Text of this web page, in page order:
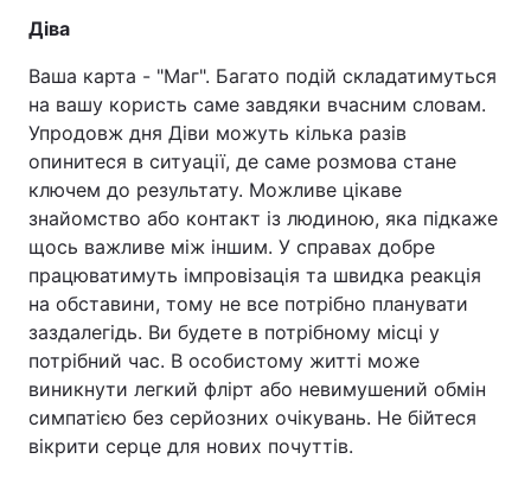
Діва
Ваша карта - "Маг". Багато подій складатимуться
на вашу користь саме завдяки вчасним словам.
Упродовж дня Діви можуть кілька разів
опинитеся в ситуації, де саме розмова стане
ключем до результату. Можливе цікаве
знайомство або контакт із людиною, яка підкаже
щось важливе між іншим. У справах добре
працюватимуть імпровізація та швидка реакція
на обставини, тому не все потрібно планувати
заздалегідь. Ви будете в потрібному місці у
потрібний час. В особистому житті може
виникнути легкий флірт або невимушений обмін
симпатією без серйозних очікувань. Не бійтеся
вікрити серце для нових почуттів.